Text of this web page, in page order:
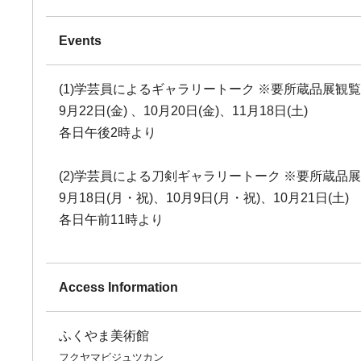
Events
(1)学芸員によるギャラリートーク ※要所蔵品展観
9月22日(金) 、10月20日(金)、11月18日(土)
各日午後2時より
(2)学芸員による刀剣ギャラリートーク ※要所蔵品
9月18日(月・祝)、10月9日(月・祝)、10月21日(土)
各日午前11時より
Access Information
ふくやま美術館
フクヤマビジュツカン